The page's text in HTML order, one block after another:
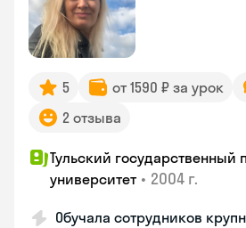
5 от 1590 ₽ за урок
2 отзыва
Тульский государственный
университет • 2004 г.
Обучала сотрудников